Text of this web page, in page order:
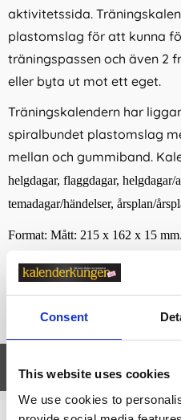
Consent
This website uses cookies
We use cookies to
aktivitetssida.
plastomslag för att kunna
träningspassen och även 2
eller byta ut mot ett eget.
Träningskalendern har
spiralbundet plastomslag
mellan och gummiband.
helgdagar, flaggdagar, helgdagar/
temadagar/händelser, årsplan/
Format: Mått: 215 x 162 x 15
Miljöinformation: FSC®.
Egenskaper